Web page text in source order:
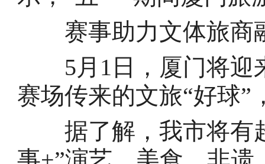
赛事助力文体旅商
5月1日，厦门将迎
赛场传来的文旅“好球
据了解，我市将有